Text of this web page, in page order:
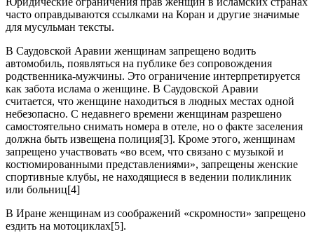
часто оправдываются ссылками на Коран и другие значимые
для мусульман тексты.
В Саудовской Аравии женщинам запрещено водить
автомобиль, появляться на публике без сопровождения
родственника-мужчины. Это ограничение интерпретируется
как забота ислама о женщине. В Саудовской Аравии
считается, что женщине находиться в людных местах одной
небезопасно. С недавнего времени женщинам разрешено
самостоятельно снимать номера в отеле, но о факте заселения
должна быть извещена полиция[3]. Кроме этого, женщинам
запрещено участвовать «во всем, что связано с музыкой и
костюмированными представлениями», запрещены женские
спортивные клубы, не находящиеся в ведении поликлиник
или больниц[4]
В Иране женщинам из соображений «скромности» запрещено
ездить на мотоциклах[5].